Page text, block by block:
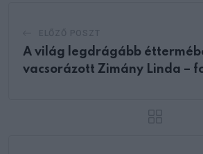
A világ legdrágább
vacsorázott Zimány Linda –